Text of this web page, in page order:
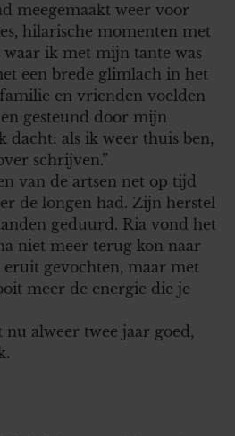
meegemaakt weer voor
hilarische momenten met
ik met mijn tante was
een brede glimlach in het
en vrienden voelden
gesteund door mijn
dacht: als ik weer thuis ben,
schrijven.”
van de artsen net op tijd
de longen had. Zijn herstel
geduurd. Ria vond het
niet meer terug kon naar
gevochten, maar met
meer de energie die je
nu alweer twee jaar goed,